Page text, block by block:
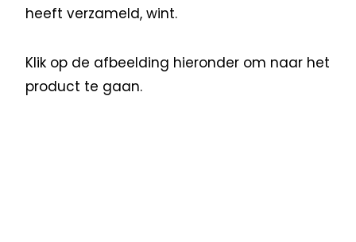
heeft verzameld, wint.
Klik op de afbeelding hieronder om naar het
product te gaan.